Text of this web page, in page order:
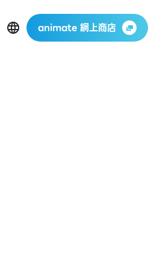
animate 網上商店